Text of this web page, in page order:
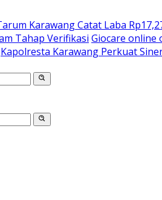
Karawang Catat Laba
Tahap Verifikasi Giocare online
Kapolresta Karawang Perkuat